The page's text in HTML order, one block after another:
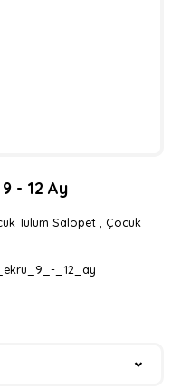
- 12 Ay
Tulum Salopet
Çocuk
_12_ay